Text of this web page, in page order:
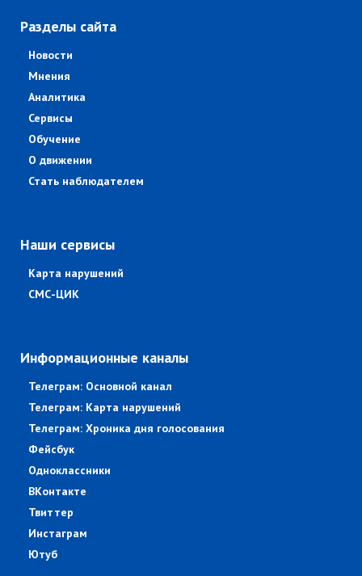
Разделы сайта
Новости
Мнения
Аналитика
Сервисы
Обучение
О движении
Стать наблюдателем
Наши сервисы
Карта нарушений
СМС-ЦИК
Информационные каналы
Телеграм: Основной канал
Телеграм: Карта нарушений
Телеграм: Хроника дня голосования
Фейсбук
Одноклассники
ВКонтакте
Твиттер
Инстаграм
Ютуб